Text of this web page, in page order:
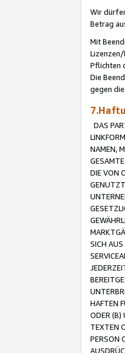
Wir
Betrag
Mit
Pflichten
Die
gegen
DAS
NAMEN,
DIE VON
GENUTZT
SICH AUS
HAFTEN
ODER (B)
TEXTEN
PERSON